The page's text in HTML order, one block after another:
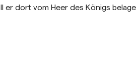
er dort vom Heer des Königs